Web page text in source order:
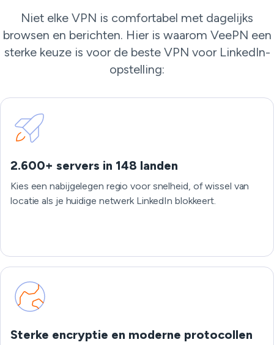
Niet elke VPN is comfortabel met dagelijks
browsen en berichten. Hier is waarom VeePN een
sterke keuze is voor de beste VPN voor LinkedIn-
opstelling:
2.600+ servers in 148 landen
Kies een nabijgelegen regio voor snelheid, of wissel van
locatie als je huidige netwerk LinkedIn blokkeert.
Sterke encryptie en moderne protocollen